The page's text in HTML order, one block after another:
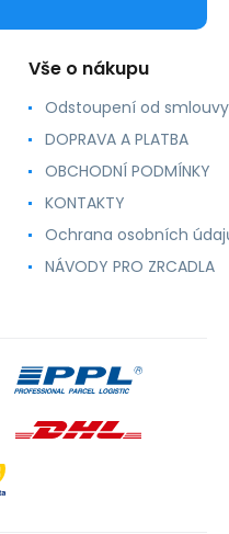
Vše o nákupu
Odstoupení od smlouvy
DOPRAVA A PLATBA
OBCHODNÍ PODMÍNKY
KONTAKTY
Ochrana osobních
NÁVODY PRO ZRCADLA